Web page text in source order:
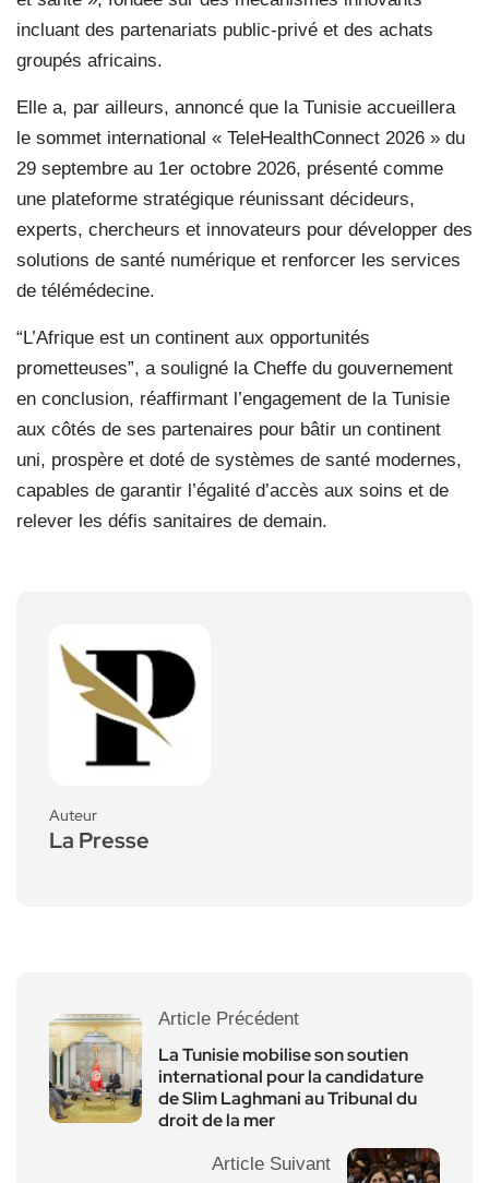
incluant des partenariats public-privé et des achats
groupés africains.
Elle a, par ailleurs, annoncé que la Tunisie accueillera
le sommet international « TeleHealthConnect 2026 » du
29 septembre au 1er octobre 2026, présenté comme
une plateforme stratégique réunissant décideurs,
experts, chercheurs et innovateurs pour développer des
solutions de santé numérique et renforcer les services
de télémédecine.
“L’Afrique est un continent aux opportunités
prometteuses”, a souligné la Cheffe du gouvernement
en conclusion, réaffirmant l’engagement de la Tunisie
aux côtés de ses partenaires pour bâtir un continent
uni, prospère et doté de systèmes de santé modernes,
capables de garantir l’égalité d’accès aux soins et de
relever les défis sanitaires de demain.
Auteur
La Presse
Article Précédent
La Tunisie mobilise son soutien
international pour la candidature
de Slim Laghmani au Tribunal du
droit de la mer
Article Suivant